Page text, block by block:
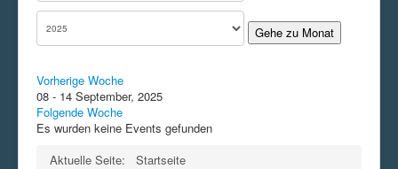
Gehe zu Monat
Vorherige Woche
08 - 14 September, 2025
Folgende Woche
Es wurden keine Events gefunden
Aktuelle Seite:
Startseite